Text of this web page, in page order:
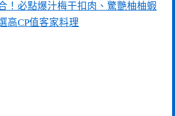
！必點爆汁梅干扣肉、驚艷柚柚蝦
高CP值客家料理